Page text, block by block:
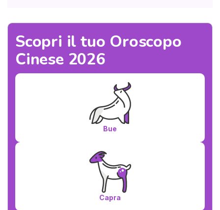
Scopri il tuo Oroscopo
Cinese 2026
Bue
Capra